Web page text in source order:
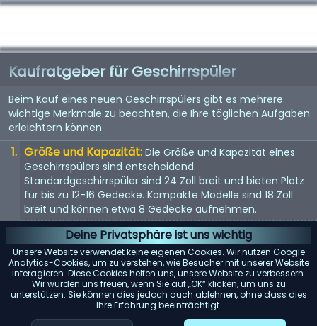
Deine Privatsphäre ist uns wichtig
Unsere Website verwendet keine eigenen Cookies. Wir nutzen Google
Analytics-Cookies, um zu verstehen, wie Besucher mit unserer Website
interagieren. Diese Cookies helfen uns, unsere Website zu verbessern.
Wir würden uns freuen, wenn Sie auf „OK“ klicken, um uns zu
unterstützen. Sie können dies jedoch auch ablehnen, ohne dass dies
Ihre Erfahrung beeinträchtigt.
Kaufratgeber für Geschirrspüler
Beim Kauf eines neuen Geschirrspülers gibt es mehrere
wichtige Merkmale zu beachten, die Ihre täglichen Aufgaben
erleichtern können
Größe und Kapazität: Die Größe und Kapazität eines
Geschirrspülers sind entscheidend.
Standardgeschirrspüler sind 24 Zoll breit und bieten Platz
für bis zu 12-16 Gedecke. Kompakte Modelle sind 18 Zoll
breit und können etwa 8 Gedecke aufnehmen.
Energieeffizienz: Achten Sie auf Geschirrspüler mit einer
Energy Star-Bewertung. Diese Modelle verbrauchen
weniger Wasser und Strom, was Ihnen langfristig Geld
spart.
Geräuschpegel: Geschirrspüler können laut sein. Wenn
Lärm ein Problem darstellt, suchen Sie nach Modellen mit